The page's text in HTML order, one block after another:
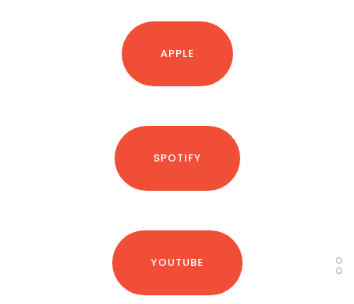
APPLE
SPOTIFY
YOUTUBE